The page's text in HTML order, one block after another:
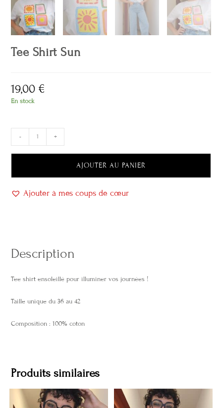
Tee Shirt Sun
19,00€
En stock
- +
AJOUTER AU PANIER
Ajouter à mes coups de cœur
Description
Tee shirt ensoleillé pour illuminer vos journées !
Taille unique du 36 au 42
Composition : 100% coton
Produits similaires